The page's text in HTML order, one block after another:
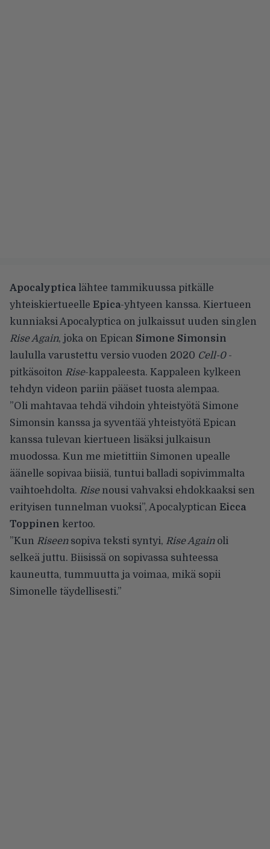
Apocalypticalähtee tammikuussa pitkälle
yhteiskiertueelle Epica-yhtyeen kanssa. Kiertueen
kunniaksi Apocalyptica on julkaissut uuden singlen
Rise Again, joka on Epican Simone Simonsin
laululla varustettu versio vuoden 2020 Cell-0-
pitkäsoiton Rise-kappaleesta. Kappaleen kylkeen
tehdyn videon pariin pääset tuosta alempaa.
”Oli mahtavaa tehdä vihdoin yhteistyötä Simone
Simonsin kanssa ja syventää yhteistyötä Epican
kanssa tulevan kiertueen lisäksi julkaisun
muodossa. Kun me mietittiin Simonen upealle
äänelle sopivaa biisiä, tuntui balladi sopivimmalta
vaihtoehdolta. Risenousi vahvaksi ehdokkaaksi sen
erityisen tunnelman vuoksi”, Apocalyptican Eicca
Toppinen kertoo.
”Kun Riseensopiva teksti syntyi, Rise Againoli
selkeä juttu. Biisissä on sopivassa suhteessa
kauneutta, tummuutta ja voimaa, mikä sopii
Simonelle täydellisesti.”